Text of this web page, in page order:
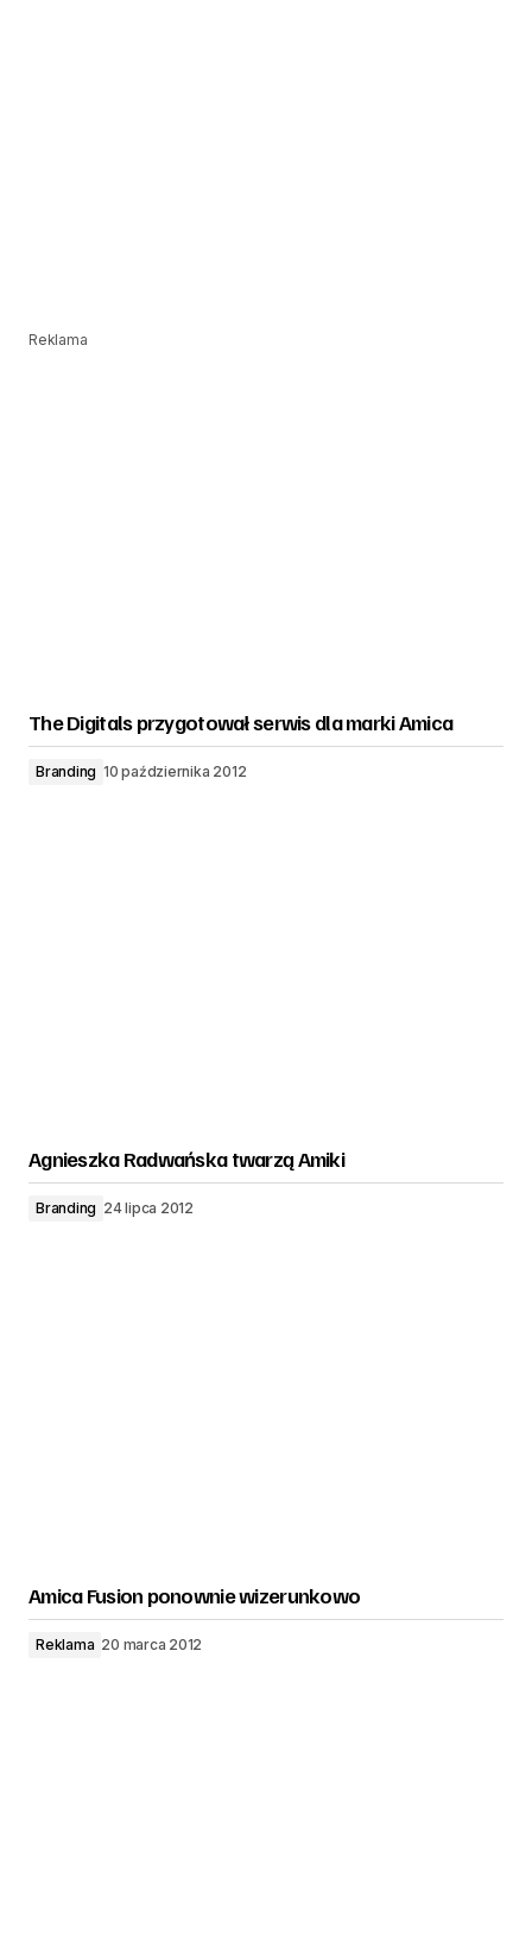
Reklama
The Digitals przygotował serwis dla marki Amica
Branding 10 października 2012
Agnieszka Radwańska twarzą Amiki
Branding 24 lipca 2012
Amica Fusion ponownie wizerunkowo
Reklama 20 marca 2012